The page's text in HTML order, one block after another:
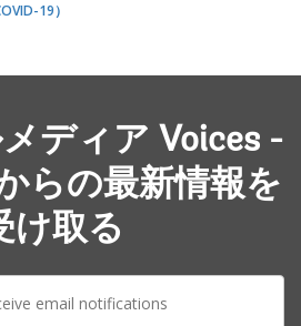
19）
ディア Voices -
らの最新情報を
け取る